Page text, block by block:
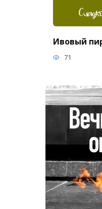
Ивовый
71